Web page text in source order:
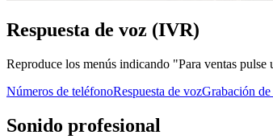
Respuesta de voz (IVR)
Reproduce los menús indicando "Para ventas
Números de teléfonoRespuesta de vozGrabación de
Sonido profesional